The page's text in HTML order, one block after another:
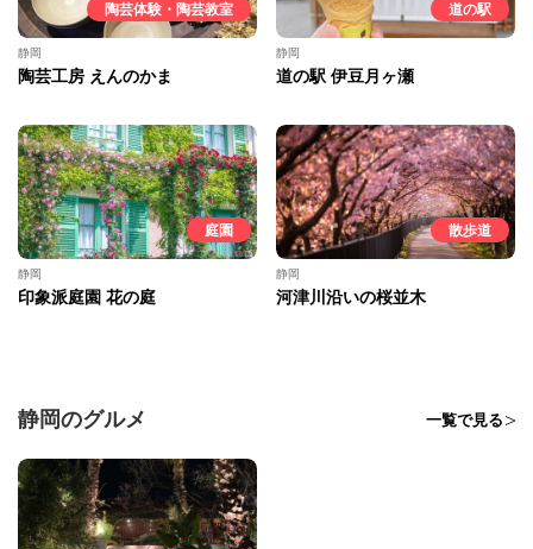
陶芸体験・陶芸教室
静岡
陶芸工房 えんのかま
道の駅
静岡
道の駅 伊豆月ヶ瀬
庭園
静岡
印象派庭園 花の庭
散歩道
静岡
河津川沿いの桜並木
静岡のグルメ 一覧で見る